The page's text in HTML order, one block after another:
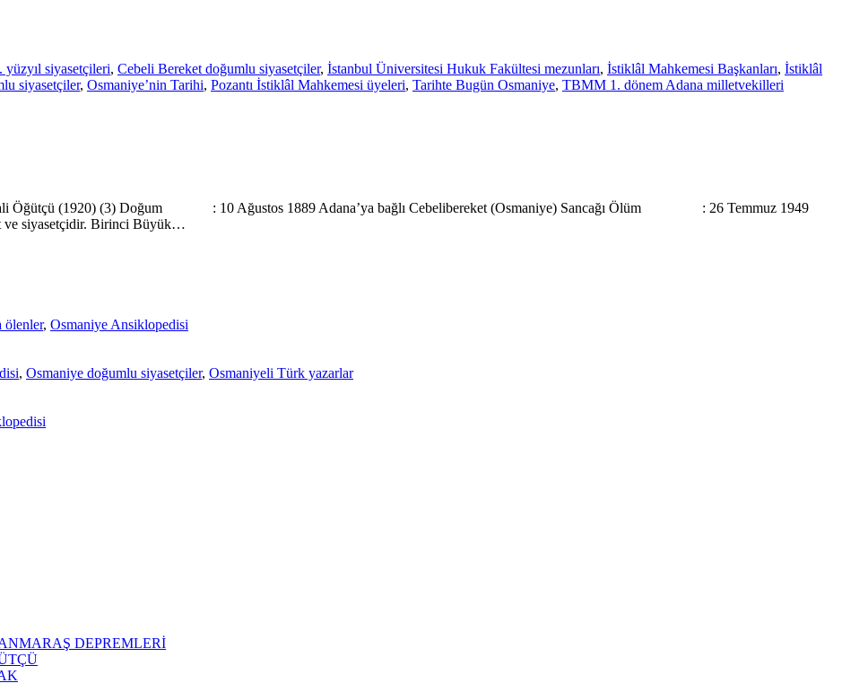
yüzyıl siyasetçileri, Cebeli Bereket doğumlu siyasetçiler, İstanbul Üniversitesi Hukuk Fakültesi mezunları, İstiklâl Mahkemesi Başkanları, İstiklâl
siyasetçiler, Osmaniye’nin Tarihi, Pozantı İstiklâl Mahkemesi üyeleri, Tarihte Bugün Osmaniye, TBMM 1. dönem Adana milletvekilleri
Öğütçü (1920) (3) Doğum : 10 Ağustos 1889 Adana’ya bağlı Cebelibereket (Osmaniye) Sancağı Ölüm : 26 Temmuz 1949
ve siyasetçidir. Birinci Büyük…
ölenler, Osmaniye Ansiklopedisi
, Osmaniye doğumlu siyasetçiler, Osmaniyeli Türk yazarlar
DEPREMLERİ